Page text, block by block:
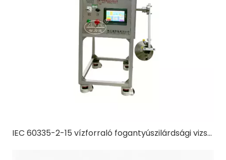
IEC 60335-2-15 vízforraló fogantyúszilárdsági vizsgálata